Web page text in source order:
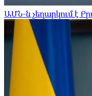
ԱՄՆ-ն չեղարկում է